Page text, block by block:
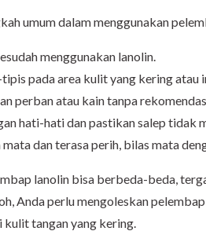
umum dalam menggunakan
menggunakan lanolin.
pada area kulit yang kering atau
perban atau kain tanpa
hati-hati dan pastikan salep tidak
dan terasa perih, bilas mata
lanolin bisa berbeda-beda,
Anda perlu mengoleskan
kulit tangan yang kering.